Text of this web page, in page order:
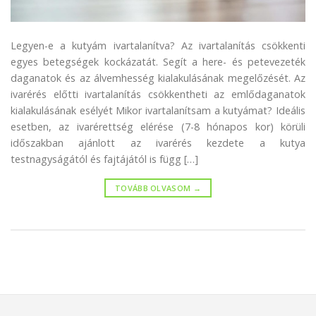
Legyen-e a kutyám ivartalanítva? Az ivartalanítás csökkenti
egyes betegségek kockázatát. Segít a here- és petevezeték
daganatok és az álvemhesség kialakulásának megelőzését. Az
ivarérés előtti ivartalanítás csökkentheti az emlődaganatok
kialakulásának esélyét Mikor ivartalanítsam a kutyámat? Ideális
esetben, az ivarérettség elérése (7-8 hónapos kor) körüli
időszakban ajánlott az ivarérés kezdete a kutya
testnagyságától és fajtájától is függ […]
TOVÁBB OLVASOM →